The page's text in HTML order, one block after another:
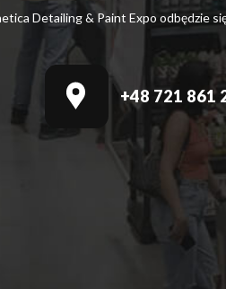
Detailing & Paint Expo odbędzie
+48 721 861